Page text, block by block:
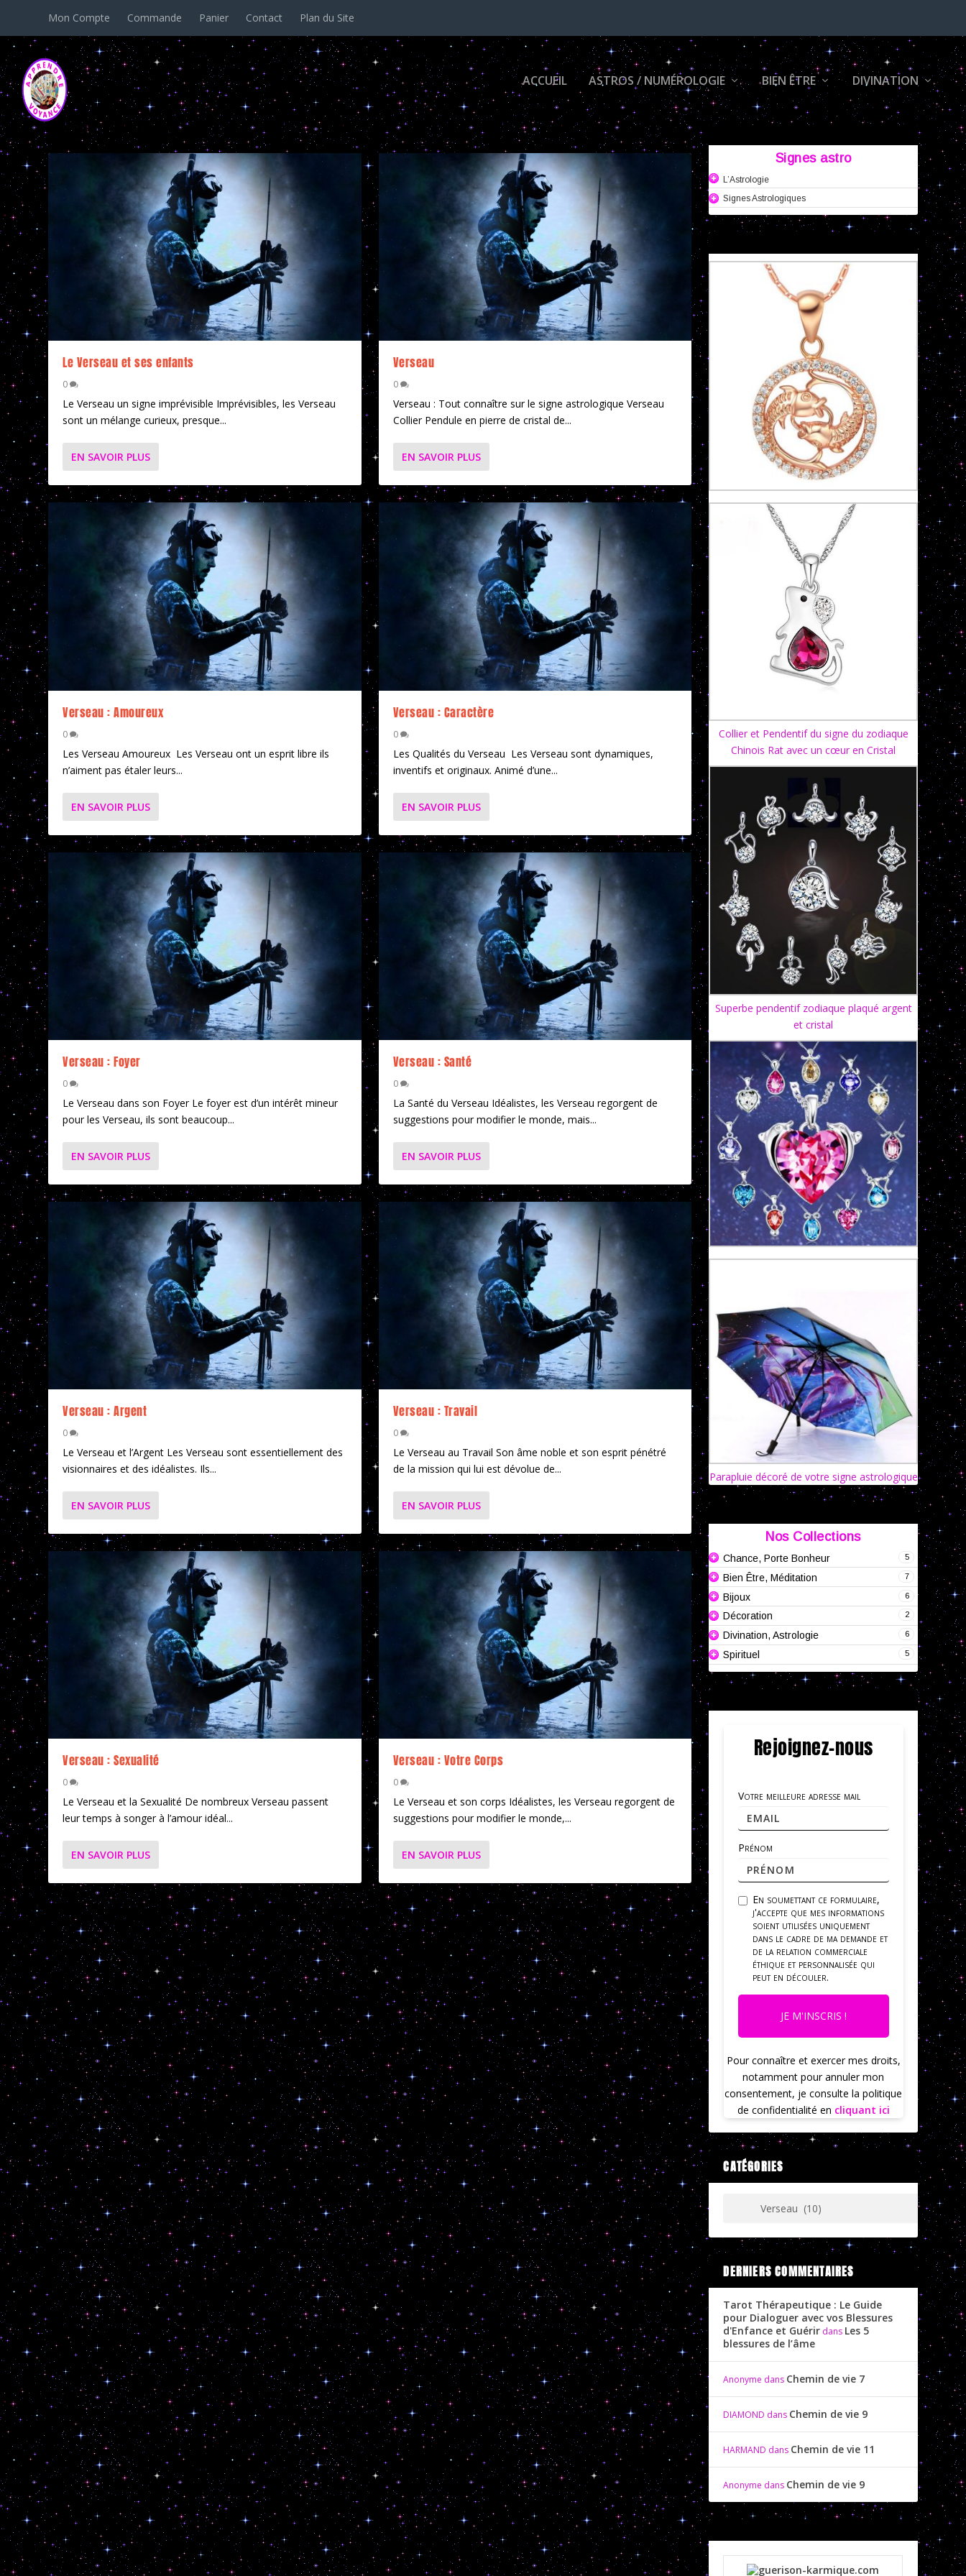
Mon Compte Commande Panier Contact Plan du Site
ACCUEIL ASTROS / NUMÉROLOGIE BIEN ÊTRE DIVINATION
Catégorie : Verseau
Le Verseau et ses enfants
0
Le Verseau un signe imprévisible Imprévisibles, les Verseau
sont un mélange curieux, presque...
EN SAVOIR PLUS
Verseau : Amoureux
0
Les Verseau Amoureux Les Verseau ont un esprit libre ils
n’aiment pas étaler leurs...
EN SAVOIR PLUS
Verseau : Foyer
0
Le Verseau dans son Foyer Le foyer est d’un intérêt mineur
pour les Verseau, ils sont beaucoup...
EN SAVOIR PLUS
Verseau : Argent
0
Le Verseau et l’Argent Les Verseau sont essentiellement des
visionnaires et des idéalistes. Ils...
EN SAVOIR PLUS
Verseau : Sexualité
0
Le Verseau et la Sexualité De nombreux Verseau passent
leur temps à songer à l’amour idéal...
EN SAVOIR PLUS
Verseau
0
Verseau : Tout connaître sur le signe astrologique Verseau
Collier Pendule en pierre de cristal de...
EN SAVOIR PLUS
Verseau : Caractère
0
Les Qualités du Verseau Les Verseau sont dynamiques,
inventifs et originaux. Animé d’une...
EN SAVOIR PLUS
Verseau : Santé
0
La Santé du Verseau Idéalistes, les Verseau regorgent de
suggestions pour modifier le monde, mais...
EN SAVOIR PLUS
Verseau : Travail
0
Le Verseau au Travail Son âme noble et son esprit pénétré
de la mission qui lui est dévolue de...
EN SAVOIR PLUS
Verseau : Votre Corps
0
Le Verseau et son corps Idéalistes, les Verseau regorgent de
suggestions pour modifier le monde,...
EN SAVOIR PLUS
Signes astro
L’Astrologie
Signes Astrologiques
Collier et Pendentif du signe du zodiaque
Chinois Rat avec un cœur en Cristal
Superbe pendentif zodiaque plaqué argent
et cristal
Parapluie décoré de votre signe astrologique
Nos Collections
5
Chance, Porte Bonheur
7
Bien Être, Méditation
6
Bijoux
2
Décoration
6
Divination, Astrologie
5
Spirituel
Rejoignez-nous
Votre meilleure adresse mail
Prénom
En soumettant ce formulaire,
j'accepte que mes informations
soient utilisées uniquement
dans le cadre de ma demande et
de la relation commerciale
éthique et personnalisée qui
peut en découler.
JE M'INSCRIS !
Pour connaître et exercer mes droits,
notamment pour annuler mon
consentement, je consulte la politique
de confidentialité en cliquant ici
CATÉGORIES
DERNIERS COMMENTAIRES
Tarot Thérapeutique : Le Guide
pour Dialoguer avec vos Blessures
d'Enfance et Guérir dans Les 5
blessures de l’âme
Anonyme dans Chemin de vie 7
DIAMOND dans Chemin de vie 9
HARMAND dans Chemin de vie 11
Anonyme dans Chemin de vie 9